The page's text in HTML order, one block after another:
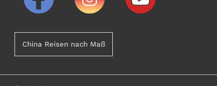
China Reisen nach Maß